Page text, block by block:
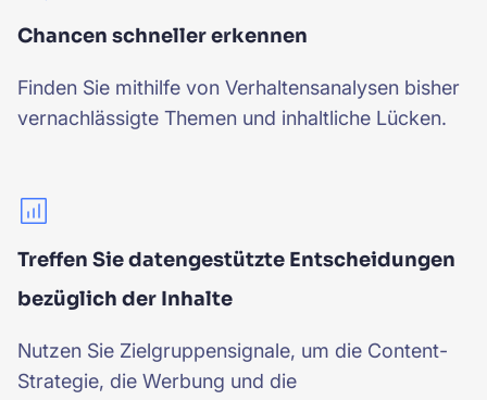
Chancen schneller erkennen
Finden Sie mithilfe von Verhaltensanalysen bisher
vernachlässigte Themen und inhaltliche Lücken.
Treffen Sie datengestützte Entscheidungen
bezüglich der Inhalte
Nutzen Sie Zielgruppensignale, um die Content-
Strategie, die Werbung und die